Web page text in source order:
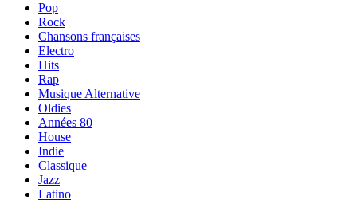
Pop
Rock
Chansons françaises
Electro
Hits
Rap
Musique Alternative
Oldies
Années 80
House
Indie
Classique
Jazz
Latino